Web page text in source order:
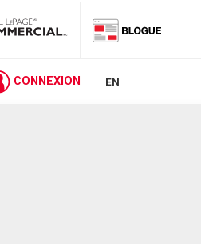
CONNEXION EN